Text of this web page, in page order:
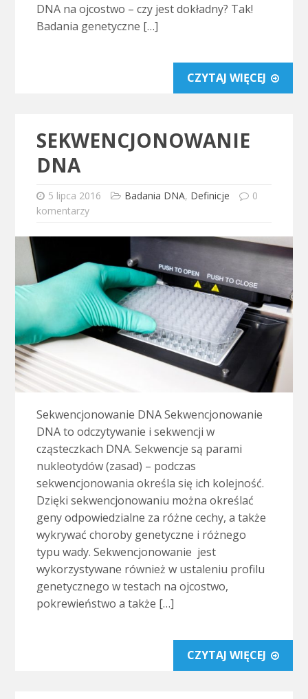
DNA na ojcostwo – czy jest dokładny? Tak!
Badania genetyczne […]
CZYTAJ WIĘCEJ
SEKWENCJONOWANIE
DNA
5 lipca 2016 Badania DNA, Definicje
0
komentarzy
Sekwencjonowanie DNA Sekwencjonowanie
DNA to odczytywanie i sekwencji w
cząsteczkach DNA. Sekwencje są parami
nukleotydów (zasad) – podczas
sekwencjonowania określa się ich kolejność.
Dzięki sekwencjonowaniu można określać
geny odpowiedzialne za różne cechy, a także
wykrywać choroby genetyczne i różnego
typu wady. Sekwencjonowanie jest
wykorzystywane również w ustaleniu profilu
genetycznego w testach na ojcostwo,
pokrewieństwo a także […]
CZYTAJ WIĘCEJ